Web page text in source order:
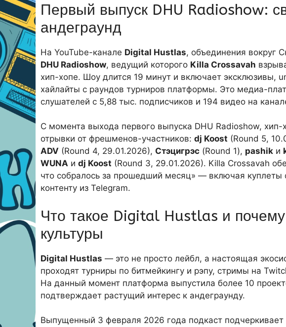
Первый выпуск DHU Radioshow:
андеграунд
На YouTube-канале Digital Hustlas, объединения вокруг
DHU Radioshow, ведущий которого Killa Crossavah
хип-хопе. Шоу длится 19 минут и включает эксклюзивы,
хайлайты с раундов турниров платформы. Это медиа-
слушателей с 5,88 тыс. подписчиков и 194 видео на
С момента выхода первого выпуска DHU Radioshow,
отрывки от фрешменов-участников: dj Koost (Round 5,
ADV (Round 4, 29.01.2026), Стэцигрэс (Round 1), pashik и
WUNA и dj Koost (Round 3, 29.01.2026). Killa Crossavah
что собралось за прошедший месяц» — включая куплеты
контенту из Telegram.
Что такое Digital Hustlas и
культуры
Digital Hustlas — это не просто лейбл, а настоящая
проходят турниры по битмейкингу и рэпу, стримы на
На данный момент платформа выпустила более 10
подтверждает растущий интерес к андеграунду.
Выпущенный 3 февраля 2026 года подкаст подчеркивает